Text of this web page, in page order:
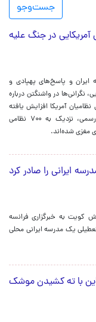
جست‌و‌جو
در جنگ علیه
ایران و پاسخ‌های پهپادی و
نگرانی‌ها در واشنگتن درباره
آمریکا افزایش یافته
است؛ به‌طوری که بر اساس آمار رسمی، نزدیک به ۷۰۰ نظامی
مغزی شده‌اند.
ایرانی را صادر کرد
کویت به خبرگزاری فرانسه
یک مدرسه ایرانی محلی
با ته کشیدن موشک